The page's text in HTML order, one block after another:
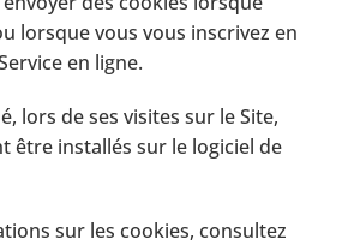
lorsque vous vous inscrivez en
en ligne.
lors de ses visites sur le Site,
être installés sur le logiciel de
sur les cookies, consultez